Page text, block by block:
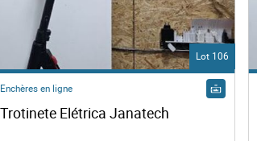
Technologie
Mobilier et Décoration
Nautique
Lot 106
Enchères en ligne